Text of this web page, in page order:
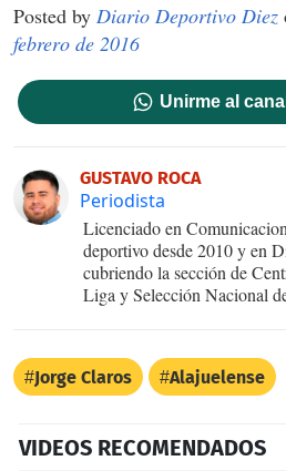
Posted by Diario Deportivo Diez
febrero de 2016
Unirme al
GUSTAVO ROCA
Periodista
Licenciado en
deportivo desde 2010 y en
cubriendo la sección de
Liga y Selección Nacional
Jorge Claros Alajuelense
VIDEOS RECOMENDADOS